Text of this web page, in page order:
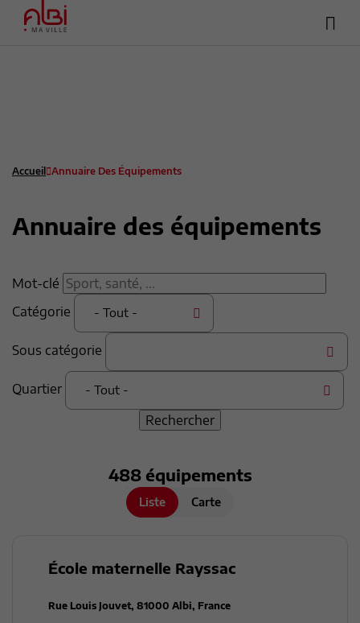
Accueil Annuaire Des Équipements
Annuaire des équipements
Mot-clé
Catégorie
- Tout -
Sous catégorie
Quartier - Tout -
488équipements
Liste Carte
École maternelle Rayssac
Rue Louis Jouvet, 81000 Albi, France